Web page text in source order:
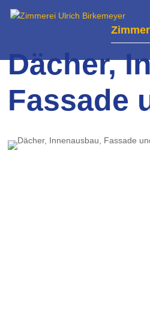
Dächer,
Fassade